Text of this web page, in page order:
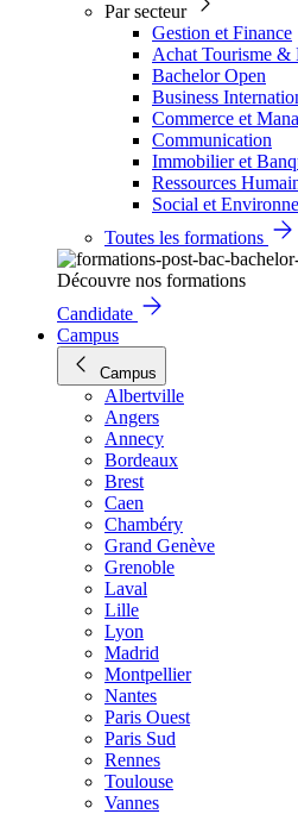
Par secteur
Gestion et Finance
Achat Tourisme &
Bachelor Open
Business
Commerce et
Communication
Immobilier et
Ressources
Social et
Toutes les formations
Découvre nos formations
Candidate
Campus
Campus
Albertville
Angers
Annecy
Bordeaux
Brest
Caen
Chambéry
Grand Genève
Grenoble
Laval
Lille
Lyon
Madrid
Montpellier
Nantes
Paris Ouest
Paris Sud
Rennes
Toulouse
Vannes